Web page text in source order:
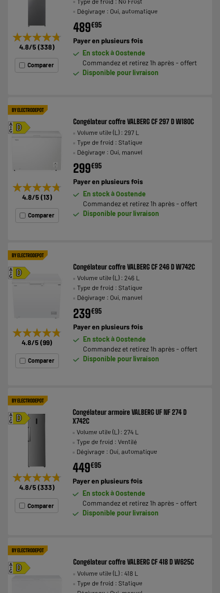
★★★★★
★★★★★
4.8/5 (338)
Comparer
Dégivrage : Oui, automatique
489€95
Payer en plusieurs fois
En stock à Oostende
Commandez et retirez 1h après - offert
Disponible pour livraison
BY ELECTRODEPOT
D
A
G
★★★★★
★★★★★
4.8/5 (13)
Comparer
Congélateur coffre VALBERG CF 297 D W180C
Volume utile (L) : 297 L
Type de froid : Statique
Dégivrage : Oui, manuel
299€95
Payer en plusieurs fois
En stock à Oostende
Commandez et retirez 1h après - offert
Disponible pour livraison
BY ELECTRODEPOT
D
A
G
★★★★★
★★★★★
4.8/5 (99)
Comparer
Congélateur coffre VALBERG CF 246 D W742C
Volume utile (L) : 246 L
Type de froid : Statique
Dégivrage : Oui, manuel
239€95
Payer en plusieurs fois
En stock à Oostende
Commandez et retirez 1h après - offert
Disponible pour livraison
BY ELECTRODEPOT
D
A
G
★★★★★
★★★★★
4.8/5 (333)
Comparer
Congélateur armoire VALBERG UF NF 274 D
X742C
Volume utile (L) : 274 L
Type de froid : Ventilé
Dégivrage : Oui, automatique
449€95
Payer enplusieurs fois
En stock à Oostende
Commandez et retirez 1h après - offert
Disponible pour livraison
BY ELECTRODEPOT
D
A
G
Congélateur coffre VALBERG CF 418 D W625C
Volume utile (L) : 418 L
Type de froid : Statique